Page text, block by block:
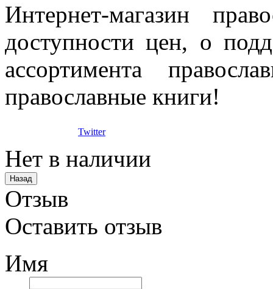
Интернет-магазин
доступности цен, о
ассортимента
православные книги!
Twitter
Нет в наличии
Отзыв
Оставить отзыв
Имя